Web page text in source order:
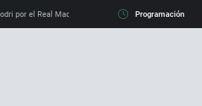
por el Real Madrid y su 'sí' al Barça La llamada
Programación